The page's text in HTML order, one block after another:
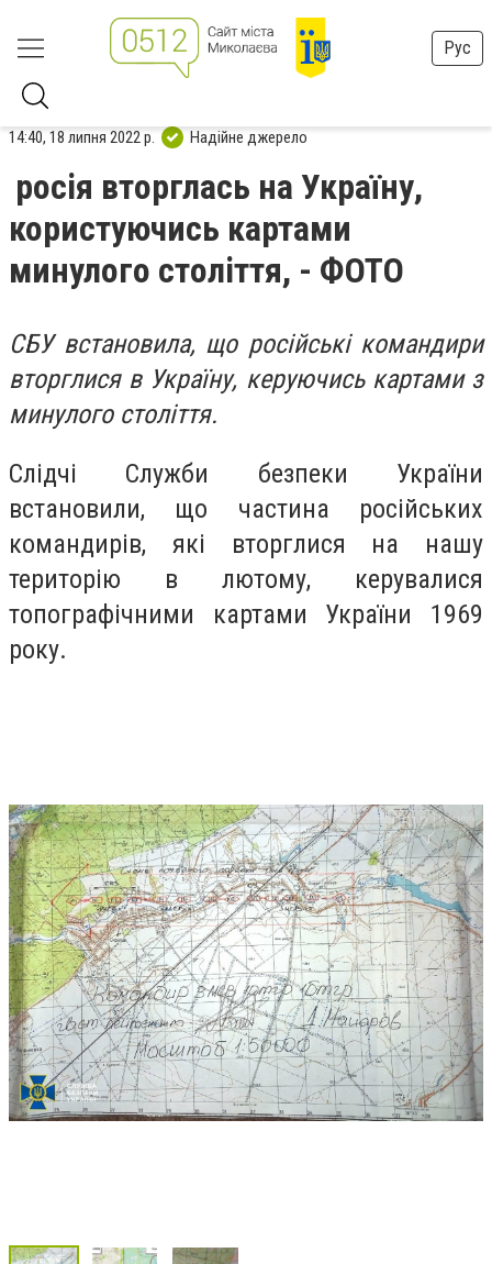
Рус
14:40, 18 липня 2022 р. Надійне джерело
росія вторглась на Україну,
користуючись картами
минулого століття, - ФОТО
СБУ встановила, що російські командири
вторглися в Україну, керуючись картами з
минулого століття.
Слідчі Служби безпеки України
встановили, що частина російських
командирів, які вторглися на нашу
територію в лютому, керувалися
топографічними картами України 1969
року.